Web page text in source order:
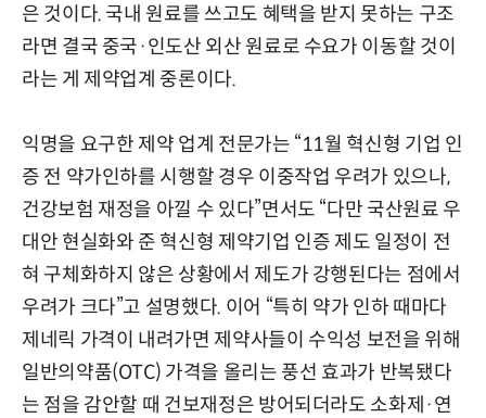
은 것이다. 국내 원료를 쓰고도 혜택을 받지 못하는 구조
라면 결국 중국·인도산 외산 원료로 수요가 이동할 것이
라는 게 제약업계 중론이다.
익명을 요구한 제약 업계 전문가는 “11월 혁신형 기업 인
증 전 약가인하를 시행할 경우 이중작업 우려가 있으나,
건강보험 재정을 아낄 수 있다”면서도 “다만 국산원료 우
대안 현실화와 준 혁신형 제약기업 인증 제도 일정이 전
혀 구체화하지 않은 상황에서 제도가 강행된다는 점에서
우려가 크다”고 설명했다. 이어 “특히 약가 인하 때마다
제네릭 가격이 내려가면 제약사들이 수익성 보전을 위해
일반의약품(OTC) 가격을 올리는 풍선 효과가 반복됐다
는 점을 감안할 때 건보재정은 방어되더라도 소화제·연